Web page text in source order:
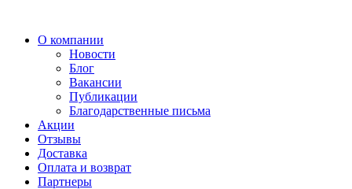
О компании
Новости
Блог
Вакансии
Публикации
Благодарственные письма
Акции
Отзывы
Доставка
Оплата и возврат
Партнеры